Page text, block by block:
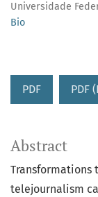
Universidade
Bio
PDF PDF
Abstract
Transformations
telejournalism